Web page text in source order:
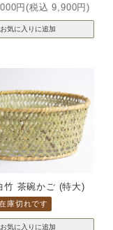
円(税込 9,900円)
竹 茶碗かご (特大)
庫切れです